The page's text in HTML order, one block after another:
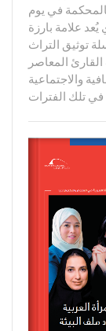
في يوم
علامة بارزة
توثيق التراث
المعاصر
والاجتماعية